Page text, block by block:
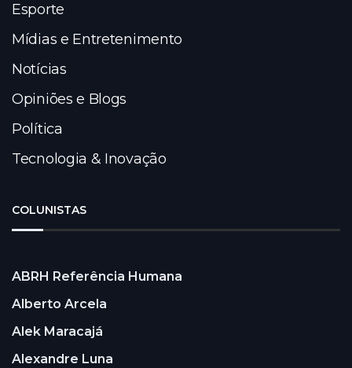
Esporte
Mídias e Entretenimento
Notícias
Opiniões e Blogs
Política
Tecnologia & Inovação
COLUNISTAS
ABRH Referência Humana
Alberto Arcela
Alek Maracajá
Alexandre Luna